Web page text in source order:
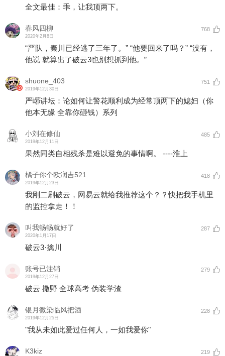
全文最佳：乖，让我顶两下。
春风四柳
2020年2月8日
768
“严队，秦川已经逃了三年了。” “他要回来了吗？” “没有，
他说 就算出了破云3也别想抓到他。”
shuone_403
2019年12月30日
751
严峫讲坛：论如何让警花顺利成为经常顶两下的媳妇（你
他本无缘 全靠你砸钱）系列
小刘在修仙
2019年12月11日
485
果然同类自相残杀是难以避免的事情啊。 ----淮上
橘子你个欧润吉521
2019年12月23日
418
我刚二刷破云，网易云就给我推荐这个？？快把我手机里
的监控拿走！！
叫我畅畅就好了
2020年1月17日
287
破云3·擒川
账号已注销
2019年12月27日
279
破云 撒野 全球高考 伪装学渣
银月微染临风把酒
2019年12月25日
228
"我从未如此爱过任何人，一如我爱你"
K3kiz 219